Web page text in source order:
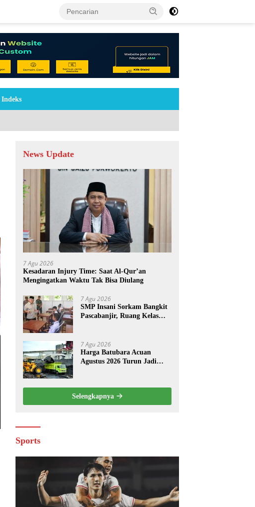
Indeks
News Update
7 Agu 2026
Kesadaran Injury Time: Saat Al-Qur’an
Mengingatkan Waktu Tak Bisa Diulang
7 Agu 2026
SMP Insani Sorkam Bangkit
Pascabanjir, Ruang Kelas
7 Agu 2026
Harga Batubara Acuan
Agustus 2026 Turun Jadi
Selengkapnya
Sports